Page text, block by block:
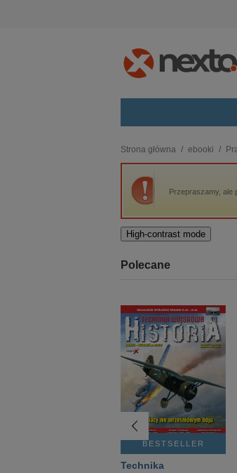
budownictwo,
biznesowe,
darmowe wydania
edukacja
kobiece, lifestyle,
Strona główna ebooki
Przepraszamy, ale
High-contrast mode
Polecane
BESTSELLER
Technika